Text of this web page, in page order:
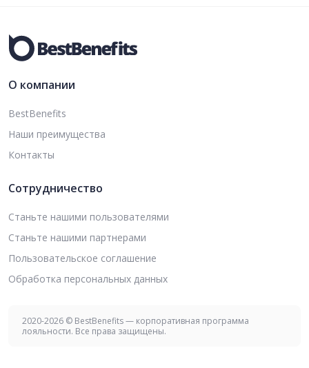
О компании
BestBenefits
Наши преимущества
Контакты
Сотрудничество
Станьте нашими пользователями
Станьте нашими партнерами
Пользовательское соглашение
Обработка персональных данных
2020-2026 © BestBenefits — корпоративная программа
лояльности. Все права защищены.